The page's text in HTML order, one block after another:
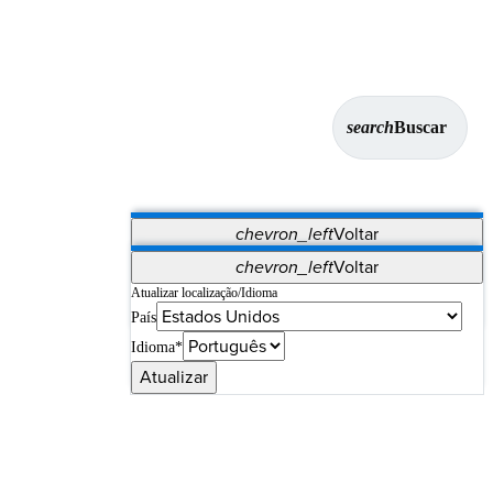
searchBuscar
chevron_leftVoltar
Vet Systems OrthoPedia Patient
Supplier Portal
Synergy Imaging & Resection
chevron_leftVoltar
Atualizar localização/Idioma
País
Idioma*
Atualizar